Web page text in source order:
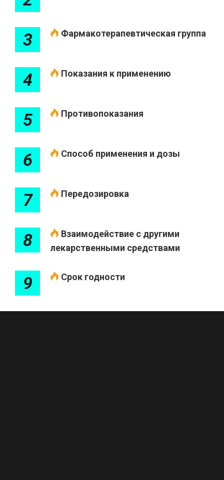
3 Фармакотерапевтическая группа
4 Показания к применению
5 Противопоказания
6 Способ применения и дозы
7 Передозировка
8
Взаимодействие с другими
лекарственными средствами
9 Срок годности